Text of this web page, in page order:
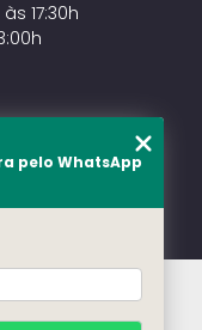
17:30h
pelo WhatsApp